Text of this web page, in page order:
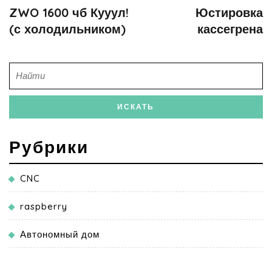
ZWO 1600 чб Кууул!
(с холодильником)
Юстировка
кассегрена
Рубрики
CNC
raspberry
Автономный дом